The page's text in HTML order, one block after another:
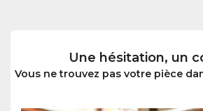
Une hésitation, un
Vous ne trouvez pas votre pièce